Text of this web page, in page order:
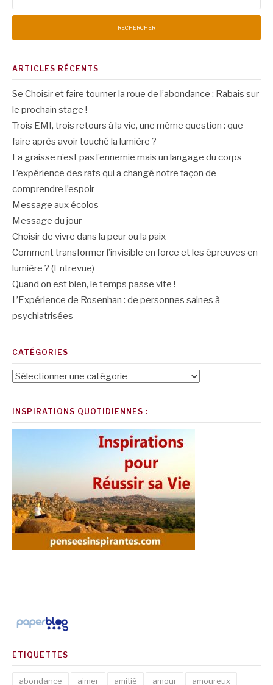
ARTICLES RÉCENTS
Se Choisir et faire tourner la roue de l’abondance : Rabais sur
le prochain stage !
Trois EMI, trois retours à la vie, une même question : que
faire après avoir touché la lumière ?
La graisse n’est pas l’ennemie mais un langage du corps
L’expérience des rats qui a changé notre façon de
comprendre l’espoir
Message aux écolos
Message du jour
Choisir de vivre dans la peur ou la paix
Comment transformer l’invisible en force et les épreuves en
lumière ? (Entrevue)
Quand on est bien, le temps passe vite !
L’Expérience de Rosenhan : de personnes saines à
psychiatrisées
CATÉGORIES
Catégories
INSPIRATIONS QUOTIDIENNES :
ETIQUETTES
abondance aimer amitié amour amoureux